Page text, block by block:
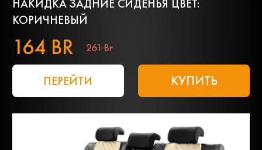
НАКИДКА ЗАДНИЕ СИДЕНЬЯ ЦВЕТ:
КОРИЧНЕВЫЙ
164 BR 261 Br
ПЕРЕЙТИ КУПИТЬ